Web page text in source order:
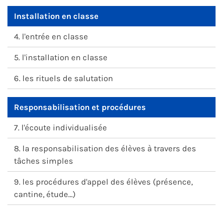
Installation en classe
4. l'entrée en classe
5. l'installation en classe
6. les rituels de salutation
Responsabilisation et procédures
7. l'écoute individualisée
8. la responsabilisation des élèves à travers des
tâches simples
9. les procédures d'appel des élèves (présence,
cantine, étude…)